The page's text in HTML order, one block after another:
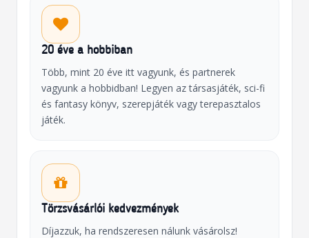
20 éve a hobbiban
Több, mint 20 éve itt vagyunk, és partnerek
vagyunk a hobbidban! Legyen az társasjáték, sci-fi
és fantasy könyv, szerepjáték vagy terepasztalos
játék.
Törzsvásárlói kedvezmények
Díjazzuk, ha rendszeresen nálunk vásárolsz!